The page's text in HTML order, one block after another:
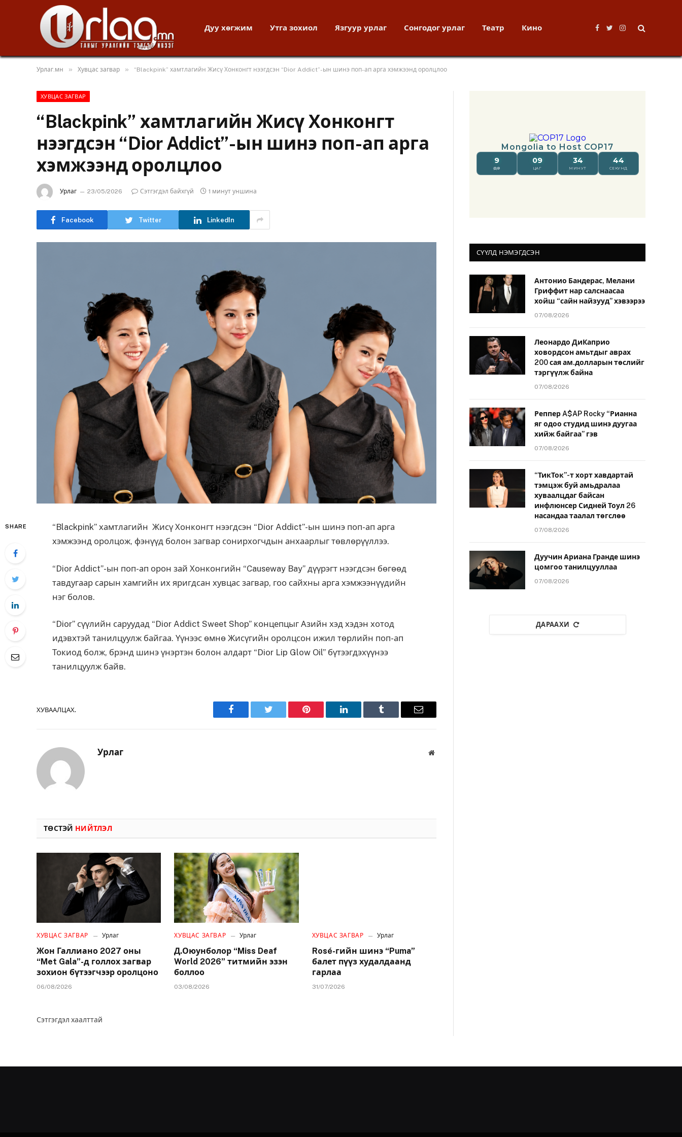
Дуу хөгжим Утга зохиол Язгуур урлаг Сонгодог урлаг Театр Кино
Facebook
TwitterInstagram
Урлаг.мн » Хувцас загвар » “Blackpink” хамтлагийн Жисү Хонконгт нээгдсэн “Dior Addict”-ын шинэ поп-ап арга хэмжээнд оролцлоо
ХУВЦАС ЗАГВАР
“Blackpink” хамтлагийн Жисү Хонконгт
нээгдсэн “Dior Addict”-ын шинэ поп-ап арга
хэмжээнд оролцлоо
Урлаг 23/05/2026 Сэтгэгдэл байхгүй 1 минут уншина
Facebook Twitter LinkedIn
SHARE
“Blackpink” хамтлагийн Жисү Хонконгт нээгдсэн “Dior Addict”-ын шинэ поп-ап арга
хэмжээнд оролцож, фэнүүд болон загвар сонирхогчдын анхаарлыг төвлөрүүллээ.
“Dior Addict”-ын поп-ап орон зай Хонконгийн “Causeway Bay” дүүрэгт нээгдсэн бөгөөд
тавдугаар сарын хамгийн их яригдсан хувцас загвар, гоо сайхны арга хэмжээнүүдийн
нэг болов.
“Dior” сүүлийн саруудад “Dior Addict Sweet Shop” концепцыг Азийн хэд хэдэн хотод
идэвхтэй танилцуулж байгаа. Үүнээс өмнө Жисүгийн оролцсон ижил төрлийн поп-ап
Токиод болж, брэнд шинэ үнэртэн болон алдарт “Dior Lip Glow Oil” бүтээгдэхүүнээ
танилцуулж байв.
ХУВААЛЦАХ.
Facebook Twitter Pinterest LinkedIn Tumblr Имэйл
Урлаг Вэбсайт
ТӨСТЭЙ НИЙТЛЭЛ
ХУВЦАС ЗАГВАР Урлаг
Жон Галлиано 2027 оны
“Met Gala”-д голлох загвар
зохион бүтээгчээр оролцоно
06/08/2026
ХУВЦАС ЗАГВАР Урлаг
Д.Оюунболор “Miss Deaf
World 2026” титмийн эзэн
боллоо
03/08/2026
ХУВЦАС ЗАГВАР Урлаг
Rosé-гийн шинэ “Puma”
балет пүүз худалдаанд
гарлаа
31/07/2026
Сэтгэгдэл хаалттай
СҮҮЛД НЭМЭГДСЭН
Антонио Бандерас, Мелани
Гриффит нар салснаасаа
хойш “сайн найзууд” хэвээрээ
07/08/2026
Леонардо ДиКаприо
ховордсон амьтдыг аврах
200 сая ам.долларын төслийг
тэргүүлж байна
07/08/2026
Реппер A$AP Rocky “Рианна
яг одоо студид шинэ дуугаа
хийж байгаа” гэв
07/08/2026
“ТикТок”-т хорт хавдартай
тэмцэж буй амьдралаа
хуваалцдаг байсан
инфлюнсер Сидней Тоул 26
насандаа таалал төгслөө
07/08/2026
Дуучин Ариана Гранде шинэ
цомгоо танилцууллаа
07/08/2026
ДАРААХИ